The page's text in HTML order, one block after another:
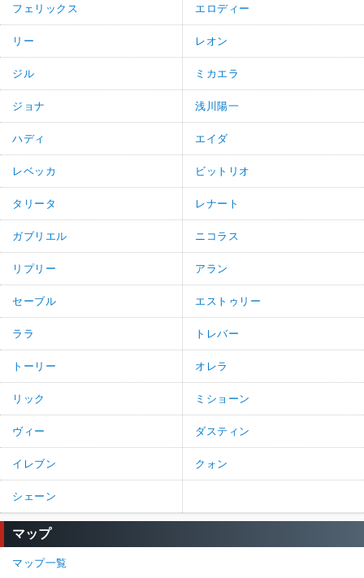
フェリックス エロディー
リー レオン
ジル ミカエラ
ジョナ 浅川陽一
ハディ エイダ
レベッカ ビットリオ
タリータ レナート
ガブリエル ニコラス
リプリー アラン
セーブル エストゥリー
ララ トレバー
トーリー オレラ
リック ミショーン
ヴィー ダスティン
イレブン クォン
シェーン
マップ
マップ一覧